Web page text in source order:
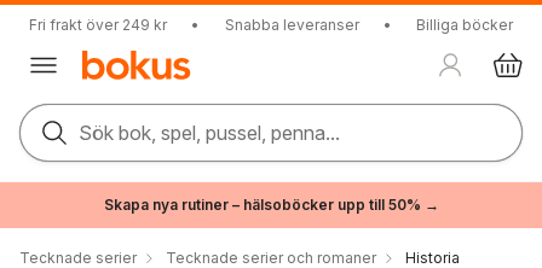
Fri frakt över 249 kr • Snabba leveranser • Billiga böcker
Sök bok, spel, pussel, penna...
Skapa nya rutiner – hälsoböcker upp till 50% →
Tecknade serier Tecknade serier och romaner Historia